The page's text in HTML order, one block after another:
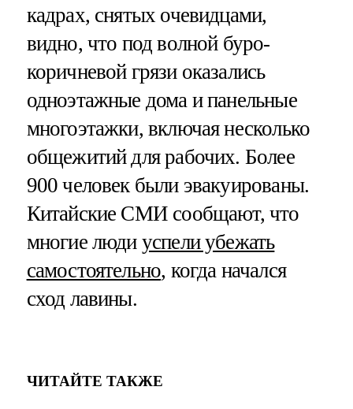
кадрах, снятых очевидцами,
видно, что под волной буро-
коричневой грязи оказались
одноэтажные дома и панельные
многоэтажки, включая несколько
общежитий для рабочих. Более
900 человек были эвакуированы.
Китайские СМИ сообщают, что
многие люди успели убежать
самостоятельно, когда начался
сход лавины.
ЧИТАЙТЕ ТАКЖЕ